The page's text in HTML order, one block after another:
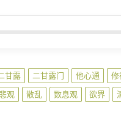
甘露 二甘露门 他心通 修
观 散乱 数息观 欲界